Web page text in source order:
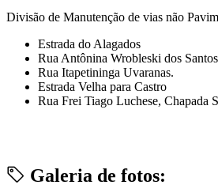
Divisão de Manutenção de vias não
Estrada do Alagados
Rua Antônina Wrobleski dos
Rua Itapetininga Uvaranas.
Estrada Velha para Castro
Rua Frei Tiago Luchese, Chapada
Galeria de fotos: